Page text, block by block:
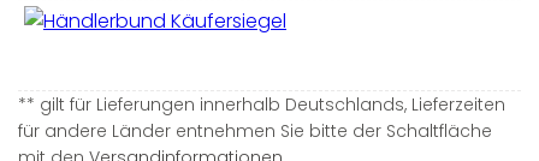
** gilt für Lieferungen innerhalb Deutschlands, Lieferzeiten
für andere Länder entnehmen Sie bitte der Schaltfläche